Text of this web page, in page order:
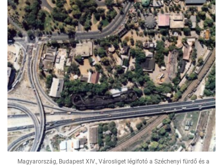
Magyarország, Budapest XIV., Városliget légifotó a Széchenyi fürdő és a